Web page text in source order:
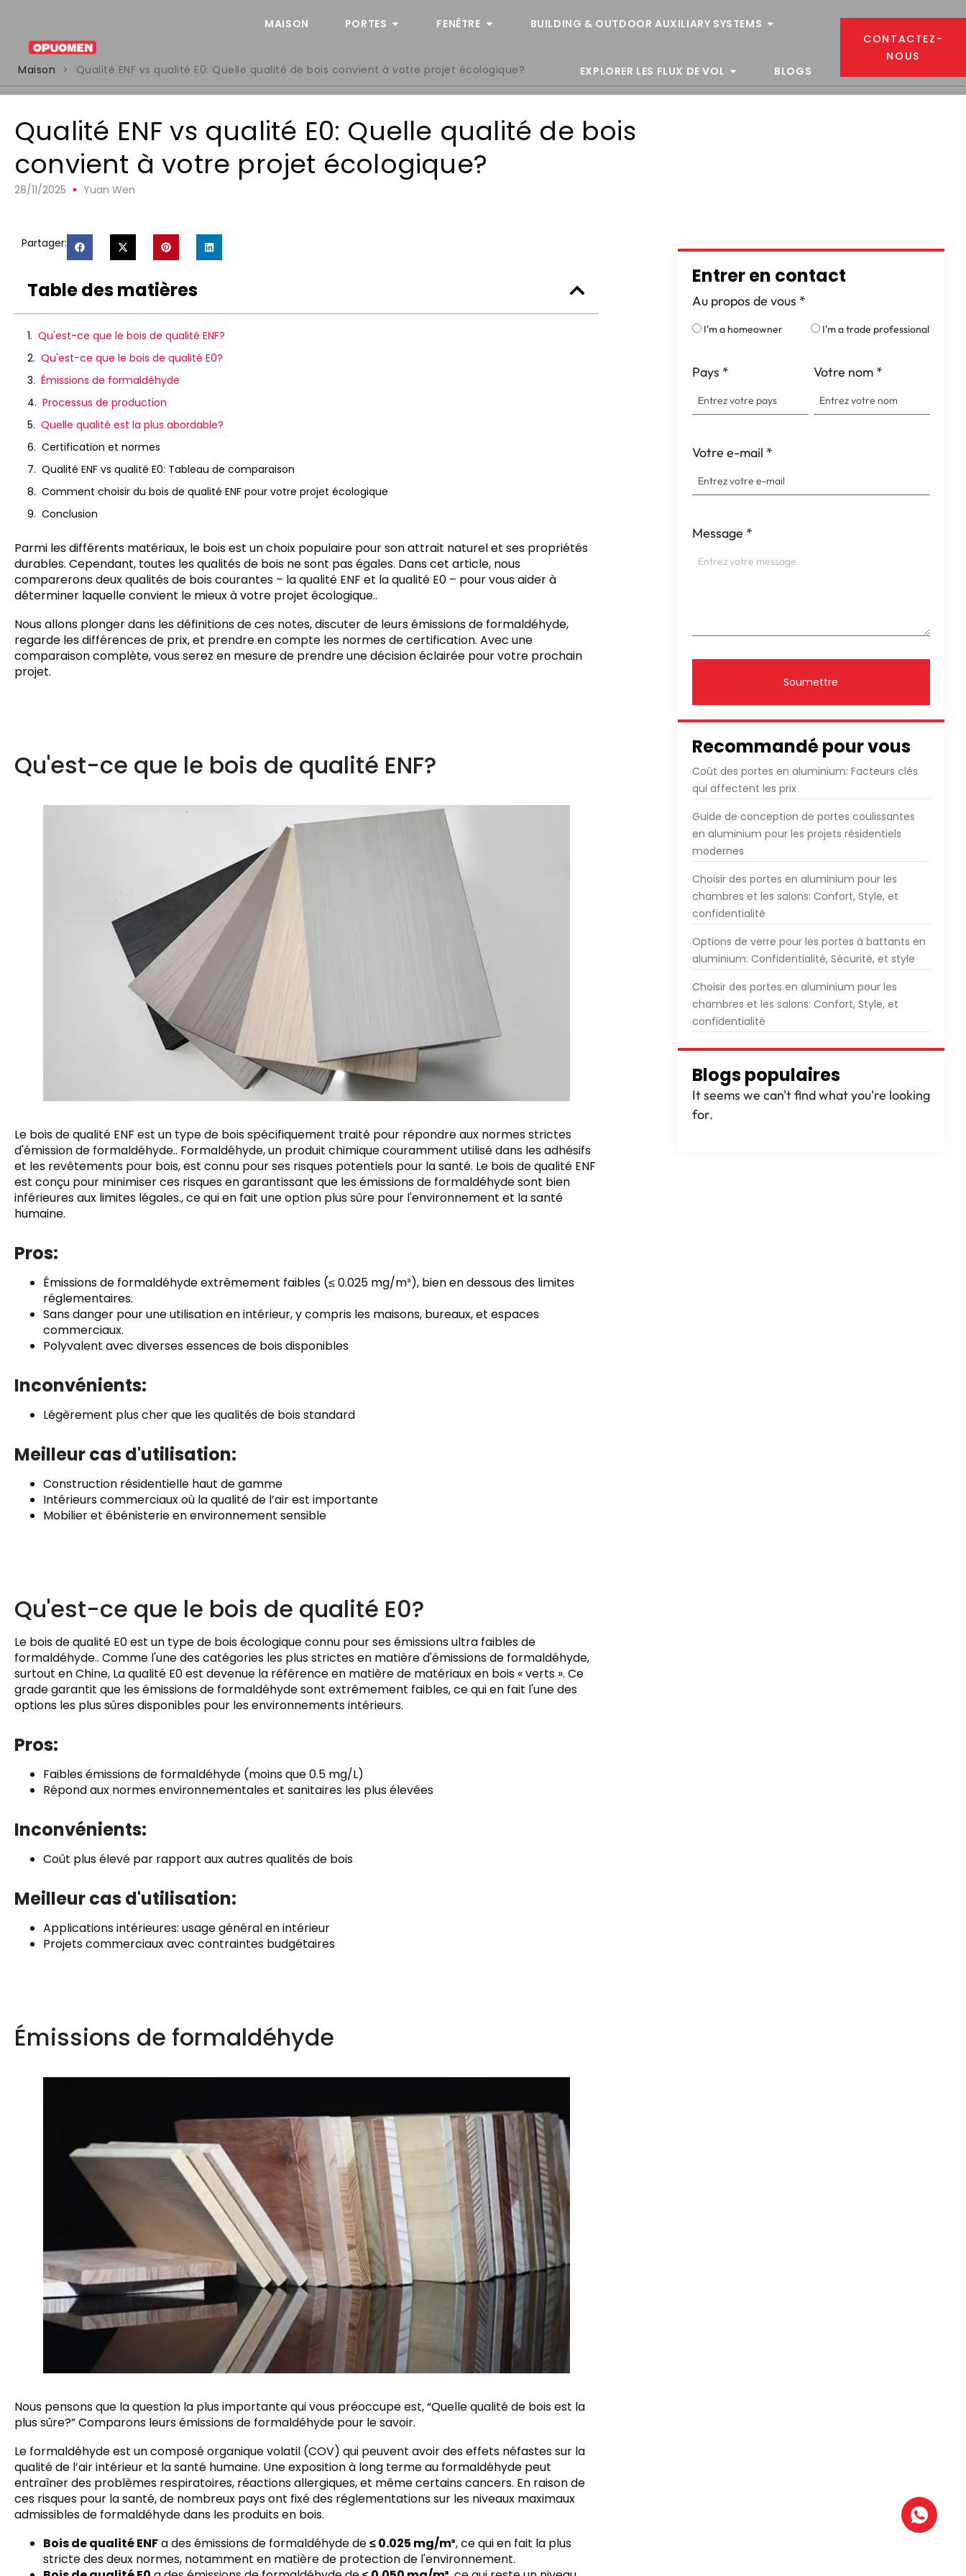
MAISON PORTES FENÊTRE BUILDING & OUTDOOR AUXILIARY SYSTEMS
EXPLORER LES FLUX DE VOL BLOGS
CONTACTEZ-
NOUS
Maison
> Qualité ENF vs qualité E0: Quelle qualité de bois convient à votre projet écologique?
Qualité ENF vs qualité E0: Quelle qualité de bois
convient à votre projet écologique?
28/11/2025 Yuan Wen
Partager:
Table des matières
Qu'est-ce que le bois de qualité ENF?
Qu'est-ce que le bois de qualité E0?
Émissions de formaldéhyde
Processus de production
Quelle qualité est la plus abordable?
Certification et normes
Qualité ENF vs qualité E0: Tableau de comparaison
Comment choisir du bois de qualité ENF pour votre projet écologique
Conclusion
Parmi les différents matériaux, le bois est un choix populaire pour son attrait naturel et ses propriétés
durables. Cependant, toutes les qualités de bois ne sont pas égales. Dans cet article, nous
comparerons deux qualités de bois courantes – la qualité ENF et la qualité E0 – pour vous aider à
déterminer laquelle convient le mieux à votre projet écologique..
Nous allons plonger dans les définitions de ces notes, discuter de leurs émissions de formaldéhyde,
regarde les différences de prix, et prendre en compte les normes de certification. Avec une
comparaison complète, vous serez en mesure de prendre une décision éclairée pour votre prochain
projet.
Qu'est-ce que le bois de qualité ENF?
Le bois de qualité ENF est un type de bois spécifiquement traité pour répondre aux normes strictes
d'émission de formaldéhyde.. Formaldéhyde, un produit chimique couramment utilisé dans les adhésifs
et les revêtements pour bois, est connu pour ses risques potentiels pour la santé. Le bois de qualité ENF
est conçu pour minimiser ces risques en garantissant que les émissions de formaldéhyde sont bien
inférieures aux limites légales., ce qui en fait une option plus sûre pour l'environnement et la santé
humaine.
Pros:
Émissions de formaldéhyde extrêmement faibles (≤ 0.025 mg/m³), bien en dessous des limites
réglementaires.
Sans danger pour une utilisation en intérieur, y compris les maisons, bureaux, et espaces
commerciaux.
Polyvalent avec diverses essences de bois disponibles
Inconvénients:
Légèrement plus cher que les qualités de bois standard
Meilleur cas d'utilisation:
Construction résidentielle haut de gamme
Intérieurs commerciaux où la qualité de l’air est importante
Mobilier et ébénisterie en environnement sensible
Qu'est-ce que le bois de qualité E0?
Le bois de qualité E0 est un type de bois écologique connu pour ses émissions ultra faibles de
formaldéhyde.. Comme l'une des catégories les plus strictes en matière d'émissions de formaldéhyde,
surtout en Chine, La qualité E0 est devenue la référence en matière de matériaux en bois « verts ». Ce
grade garantit que les émissions de formaldéhyde sont extrêmement faibles, ce qui en fait l'une des
options les plus sûres disponibles pour les environnements intérieurs.
Pros:
Faibles émissions de formaldéhyde (moins que 0.5 mg/L)
Répond aux normes environnementales et sanitaires les plus élevées
Inconvénients:
Coût plus élevé par rapport aux autres qualités de bois
Meilleur cas d'utilisation:
Applications intérieures: usage général en intérieur
Projets commerciaux avec contraintes budgétaires
Émissions de formaldéhyde
Nous pensons que la question la plus importante qui vous préoccupe est, “Quelle qualité de bois est la
plus sûre?” Comparons leurs émissions de formaldéhyde pour le savoir.
Le formaldéhyde est un composé organique volatil (COV) qui peuvent avoir des effets néfastes sur la
qualité de l’air intérieur et la santé humaine. Une exposition à long terme au formaldéhyde peut
entraîner des problèmes respiratoires, réactions allergiques, et même certains cancers. En raison de
ces risques pour la santé, de nombreux pays ont fixé des réglementations sur les niveaux maximaux
admissibles de formaldéhyde dans les produits en bois.
Bois de qualité ENFa des émissions de formaldéhyde de≤ 0.025 mg/m³, ce qui en fait la plus
stricte des deux normes, notamment en matière de protection de l'environnement.
Entrer en contact
Au propos de vous *
I'm a homeowner I'm a trade professional
Pays * Votre nom *
Votre e-mail *
Message *
Soumettre
Recommandé pour vous
Coût des portes en aluminium: Facteurs clés
qui affectent les prix
Guide de conception de portes coulissantes
en aluminium pour les projets résidentiels
modernes
Choisir des portes en aluminium pour les
chambres et les salons: Confort, Style, et
confidentialité
Options de verre pour les portes à battants en
aluminium: Confidentialité, Sécurité, et style
Choisir des portes en aluminium pour les
chambres et les salons: Confort, Style, et
confidentialité
Blogs populaires
It seems we can't find what you're looking
for.